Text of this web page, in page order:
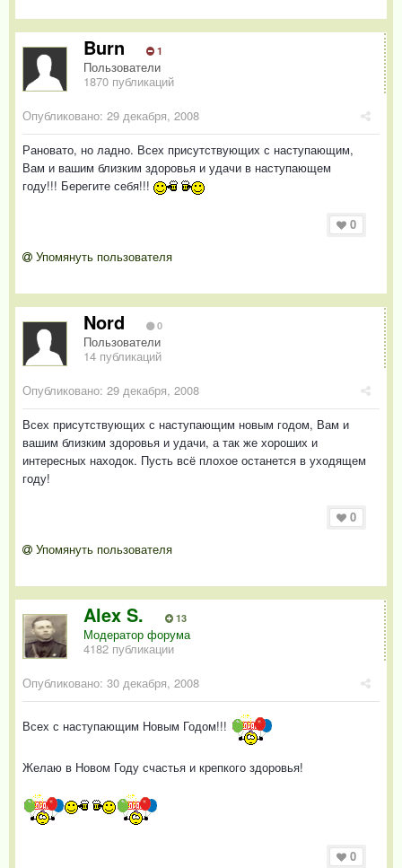
Burn 1
Пользователи
1870 публикаций
Опубликовано: 29 декабря, 2008
Рановато, но ладно. Всех присутствующих с наступающим,
Вам и вашим близким здоровья и удачи в наступающем
году!!! Берегите себя!!!
0
Упомянуть пользователя
Nord 0
Пользователи
14 публикаций
Опубликовано: 29 декабря, 2008
Всех присутствующих с наступающим новым годом, Вам и
вашим близким здоровья и удачи, а так же хороших и
интересных находок. Пусть всё плохое останется в уходящем
году!
0
Упомянуть пользователя
Alex S. 13
Модератор форума
4182 публикации
Опубликовано: 30 декабря, 2008
Всех с наступающим Новым Годом!!!
Желаю в Новом Году счастья и крепкого здоровья!
0